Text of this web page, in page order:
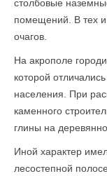
столбовые
помещений. В тех и
очагов.
На акрополе
которой
населения. При
каменного
глины на
Иной характер
лесостепной